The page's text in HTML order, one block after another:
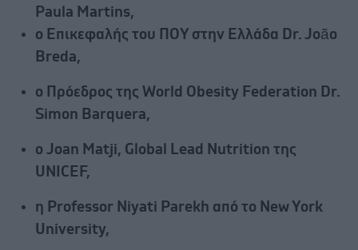
Paula Martins,
ο Επικεφαλής του ΠΟΥ στην Ελλάδα Dr. João
Breda,
ο Πρόεδρος της World Obesity Federation Dr.
Simon Barquera,
ο Joan Matji, Global Lead Nutrition της
UNICEF,
η Professor Niyati Parekh από το New York
University,